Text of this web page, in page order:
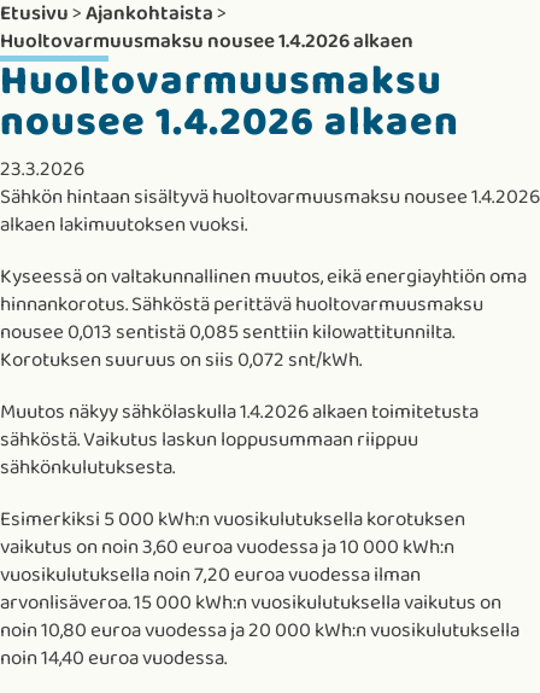
Etusivu>Ajankohtaista>
Huoltovarmuusmaksu nousee 1.4.2026 alkaen
Huoltovarmuusmaksu
nousee 1.4.2026 alkaen
23.3.2026
Sähkön hintaan sisältyvä huoltovarmuusmaksu nousee 1.4.2026
alkaen lakimuutoksen vuoksi.
Kyseessä on valtakunnallinen muutos, eikä energiayhtiön oma
hinnankorotus. Sähköstä perittävä huoltovarmuusmaksu
nousee 0,013 sentistä 0,085 senttiin kilowattitunnilta.
Korotuksen suuruus on siis 0,072 snt/kWh.
Muutos näkyy sähkölaskulla 1.4.2026 alkaen toimitetusta
sähköstä. Vaikutus laskun loppusummaan riippuu
sähkönkulutuksesta.
Esimerkiksi 5 000 kWh:n vuosikulutuksella korotuksen
vaikutus on noin 3,60 euroa vuodessa ja 10 000 kWh:n
vuosikulutuksella noin 7,20 euroa vuodessa ilman
arvonlisäveroa. 15 000 kWh:n vuosikulutuksella vaikutus on
noin 10,80 euroa vuodessa ja 20 000 kWh:n vuosikulutuksella
noin 14,40 euroa vuodessa.